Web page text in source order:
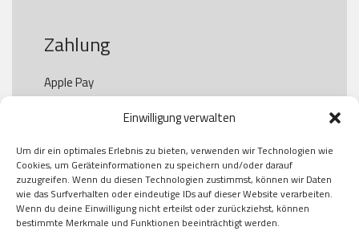
Einwilligung verwalten
Um dir ein optimales Erlebnis zu bieten, verwenden wir Technologien wie
Cookies, um Geräteinformationen zu speichern und/oder darauf
zuzugreifen. Wenn du diesen Technologien zustimmst, können wir Daten
wie das Surfverhalten oder eindeutige IDs auf dieser Website verarbeiten.
Wenn du deine Einwilligung nicht erteilst oder zurückziehst, können
bestimmte Merkmale und Funktionen beeinträchtigt werden.
Zahlung
Apple Pay
Paypal
Kauf auf Rechung
Klarna
American Express